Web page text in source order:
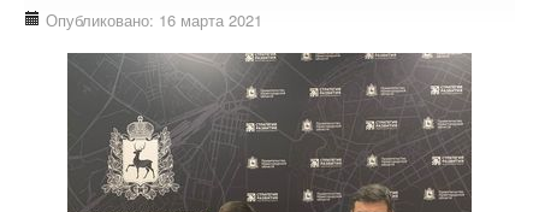
Опубликовано: 16 марта 2021